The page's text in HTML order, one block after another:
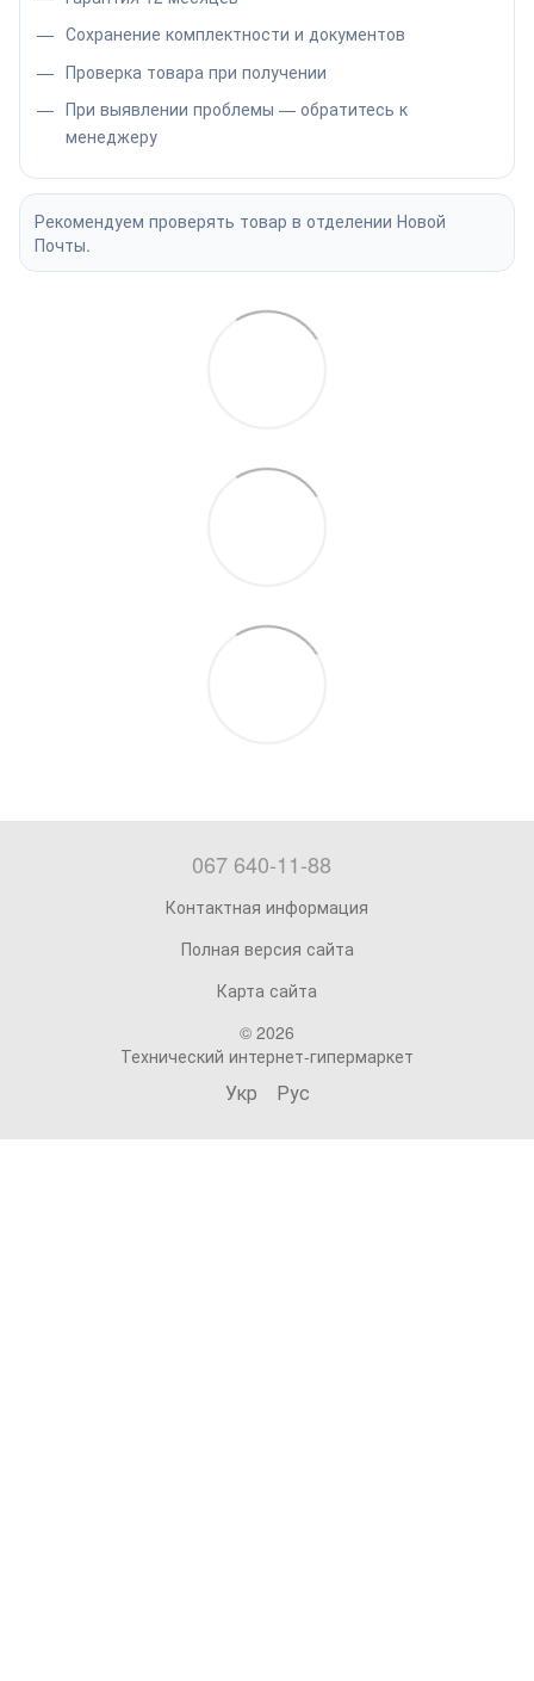
Сохранение комплектности и документов
Проверка товара при получении
При выявлении проблемы — обратитесь к
менеджеру
Рекомендуем проверять товар в отделении Новой
Почты.
067 640-11-88
Контактная информация
Полная версия сайта
Карта сайта
© 2026
Технический интернет-гипермаркет
Укр Рус